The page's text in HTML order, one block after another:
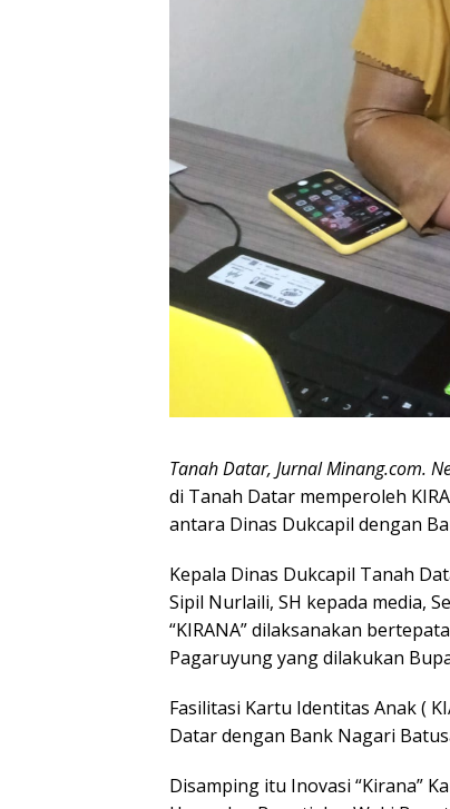
Tanah Datar, Jurnal Minang.com.
di Tanah Datar memperoleh
antara Dinas Dukcapil dengan
Kepala Dinas Dukcapil Tanah
Sipil Nurlaili, SH kepada media,
“KIRANA” dilaksanakan
Pagaruyung yang dilakukan
Fasilitasi Kartu Identitas Anak (
Datar dengan Bank Nagari
Disamping itu Inovasi “Kirana”